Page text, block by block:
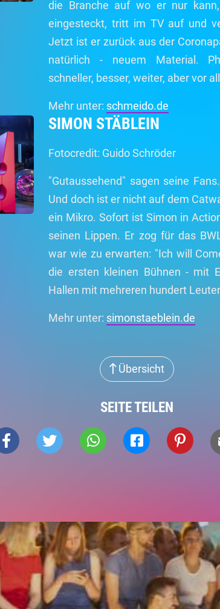
die Branche auf wo er nur
eingesteckt, tritt im TV auf und
Jetzt ist er zurück aus der
natürlich - neuem Material.
schneller, besser, weiter, aber vor
Mehr unter: schmeido.de
SIMON STÄBLEIN
Fotocredit: Guido Schröder
"Gutaussehend" sagen seine
Und doch ist er nicht auf dem
ein Mikro. Sofort ist Simon in
seinen Lippen. Er zog für das
war wie zu erwarten: "Ich will
die ersten kleinen Bühnen - mit
Hallen mit mehreren hundert
Mehr unter: simonstaeblein.de
Übersicht
SEITE TEILEN